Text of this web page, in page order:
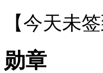
【今天未签
勋章